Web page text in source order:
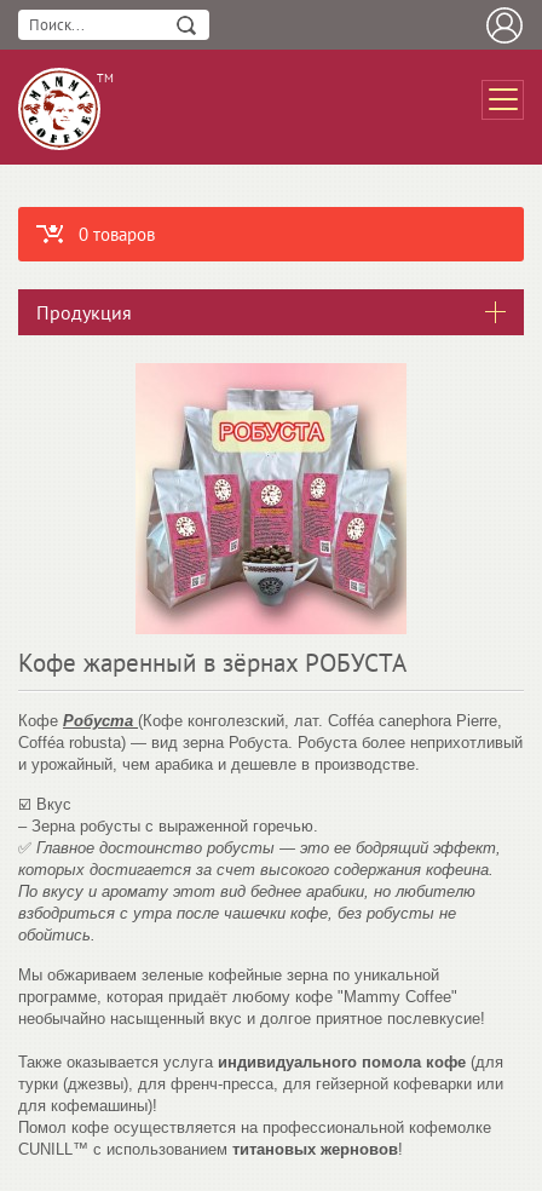
ТМ
0 товаров
Продукция
Кофе жаренный в зëрнах РОБУСТА
Кофе Робуста (Кофе конголезский, лат. Cofféa canephora Pierre,
Cofféa robusta) — вид зерна Робуста. Робуста более неприхотливый
и урожайный, чем арабика и дешевле в производстве.
☑️ Вкус
– Зерна робусты с выраженной горечью.
✅ Главное достоинство робусты — это ее бодрящий эффект,
которых достигается за счет высокого содержания кофеина.
По вкусу и аромату этот вид беднее арабики, но любителю
взбодриться с утра после чашечки кофе, без робусты не
обойтись.
Мы обжариваем зеленые кофейные зерна по уникальной
программе, которая придаёт любому кофе "Mammy Coffee"
необычайно насыщенный вкус и долгое приятное послевкусие!
Также оказывается услуга индивидуального помола кофе (для
турки (джезвы), для френч-пресса, для гейзерной кофеварки или
для кофемашины)!
Помол кофе осуществляется на профессиональной кофемолке
CUNILL™ с использованием титановых жерновов!